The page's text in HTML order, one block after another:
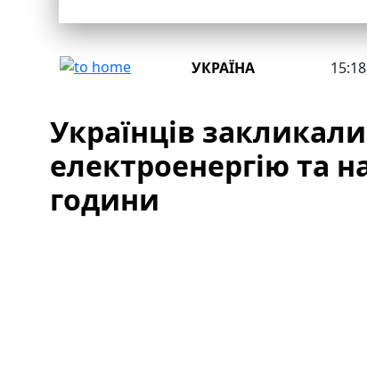
УКРАЇНА
Українців
електроенергію та
години